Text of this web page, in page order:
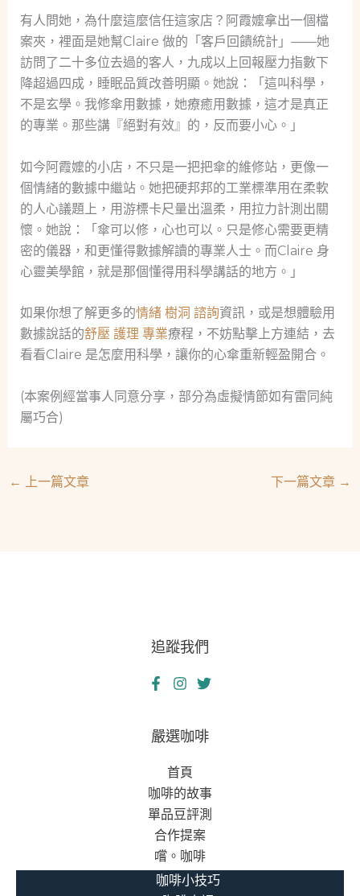
有人問她，為什麼這麼信任這家店？阿霞嬤拿出一個檔
案夾，裡面是她幫Claire 做的「客戶回饋統計」——她
訪問了二十多位去過的客人，九成以上回報壓力指數下
降超過四成，睡眠品質改善明顯。她說：「這叫科學，
不是玄學。我修傘用數據，她療癒用數據，這才是真正
的專業。那些講『絕對有效』的，反而要小心。」
如今阿霞嬤的小店，不只是一把把傘的維修站，更像一
個情緒的數據中繼站。她把硬邦邦的工業標準用在柔軟
的人心議題上，用游標卡尺量出溫柔，用拉力計測出關
懷。她說：「傘可以修，心也可以。只是修心需要更精
密的儀器，和更懂得數據解讀的專業人士。而Claire 身
心靈美學館，就是那個懂得用科學講話的地方。」
如果你想了解更多的情緒 樹洞 諮詢資訊，或是想體驗用
數據說話的舒壓 護理 專業療程，不妨點擊上方連結，去
看看Claire 是怎麼用科學，讓你的心傘重新輕盈開合。
(本案例經當事人同意分享，部分為虛擬情節如有雷同純
屬巧合)
← 上一篇文章 下一篇文章 →
追蹤我們
嚴選咖啡
首頁
咖啡的故事
單品豆評測
合作提案
嚐。咖啡
咖啡小技巧